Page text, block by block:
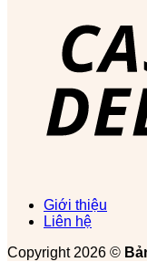
Giới thiệu
Liên hệ
Copyright 2026 ©